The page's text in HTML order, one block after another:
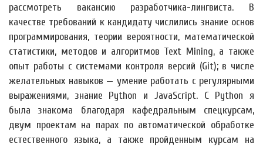
рассмотреть вакансию разработчика-лингвиста. В
качестве требований к кандидату числились знание основ
программирования, теории вероятности, математической
статистики, методов и алгоритмов Text Mining, а также
опыт работы с системами контроля версий (Git); в числе
желательных навыков — умение работать с регулярными
выражениями, знание Python и JavaScript. С Python я
была знакома благодаря кафедральным спецкурсам,
двум проектам на парах по автоматической обработке
естественного языка, а также пройденным курсам на